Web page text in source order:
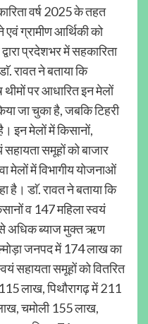
वर्ष 2025 के तहत
ग्रामीण आर्थिकी को
प्रदेशभर में सहकारिता
रावत ने बताया कि
थीमों पर आधारित इन मेलों
जा चुका है, जबकि टिहरी
इन मेलों में किसानों,
सहायता समूहों को बाजार
मेलों में विभागीय योजनाओं
है। डाॅ. रावत ने बताया कि
व 147 महिला स्वयं
अधिक ब्याज मुक्त ऋण
जनपद में 174 लाख का
सहायता समूहों को वितरित
लाख, पिथौरागढ़ में 211
चमोली 155 लाख,